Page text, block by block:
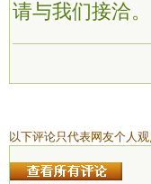
请与我们接洽。
以下评论只代表网友个人